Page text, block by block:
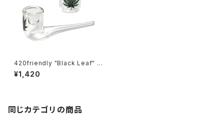
420friendly "Black Leaf" G
lass Pipe / リーフ ガラスパイ
プ – 10cm ストレートタイプ
¥1,420
同じカテゴリの商品